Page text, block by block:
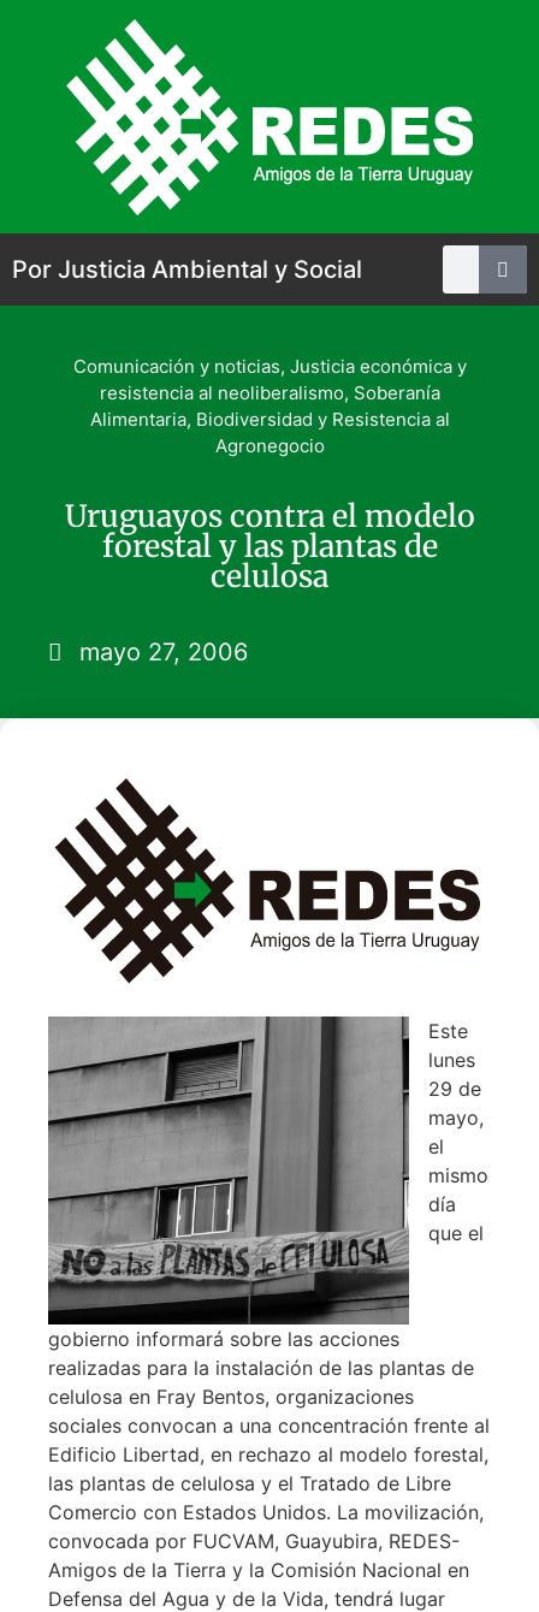
Por Justicia Ambiental y Social
Comunicación y noticias, Justicia económica y
resistencia al neoliberalismo, Soberanía
Alimentaria, Biodiversidad y Resistencia al
Agronegocio
Uruguayos contra el modelo
forestal y las plantas de
celulosa
mayo 27, 2006
Este
lunes
29 de
mayo,
el
mismo
día
que el
gobierno informará sobre las acciones
realizadas para la instalación de las plantas de
celulosa en Fray Bentos, organizaciones
sociales convocan a una concentración frente al
Edificio Libertad, en rechazo al modelo forestal,
las plantas de celulosa y el Tratado de Libre
Comercio con Estados Unidos. La movilización,
convocada por FUCVAM, Guayubira, REDES-
Amigos de la Tierra y la Comisión Nacional en
Defensa del Agua y de la Vida, tendrá lugar